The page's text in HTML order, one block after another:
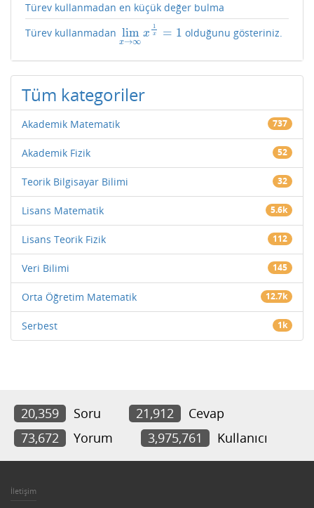
Türev kullanmadan en küçük değer bulma
Türev kullanmadan lim
x→∞
x
1
x = 1
limx→∞x 1x= 1 olduğunu gösteriniz.
Tüm kategoriler
Akademik Matematik 737
Akademik Fizik 52
Teorik Bilgisayar Bilimi 32
Lisans Matematik 5.6k
Lisans Teorik Fizik 112
Veri Bilimi 145
Orta Öğretim Matematik 12.7k
Serbest 1k
20,359 Soru 21,912
Cevap
73,672
Yorum 3,975,761 Kullanıcı
İletişim